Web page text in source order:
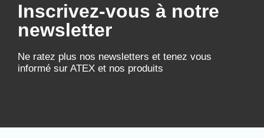
Inscrivez-vous à notre
newsletter
Ne ratez plus nos newsletters et tenez vous
informé sur ATEX et nos produits